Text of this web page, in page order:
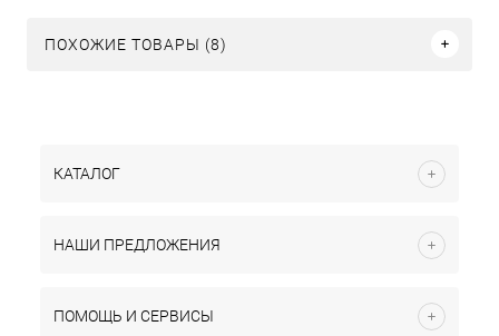
ПОХОЖИЕ ТОВАРЫ (8)
КАТАЛОГ
НАШИ ПРЕДЛОЖЕНИЯ
ПОМОЩЬ И СЕРВИСЫ